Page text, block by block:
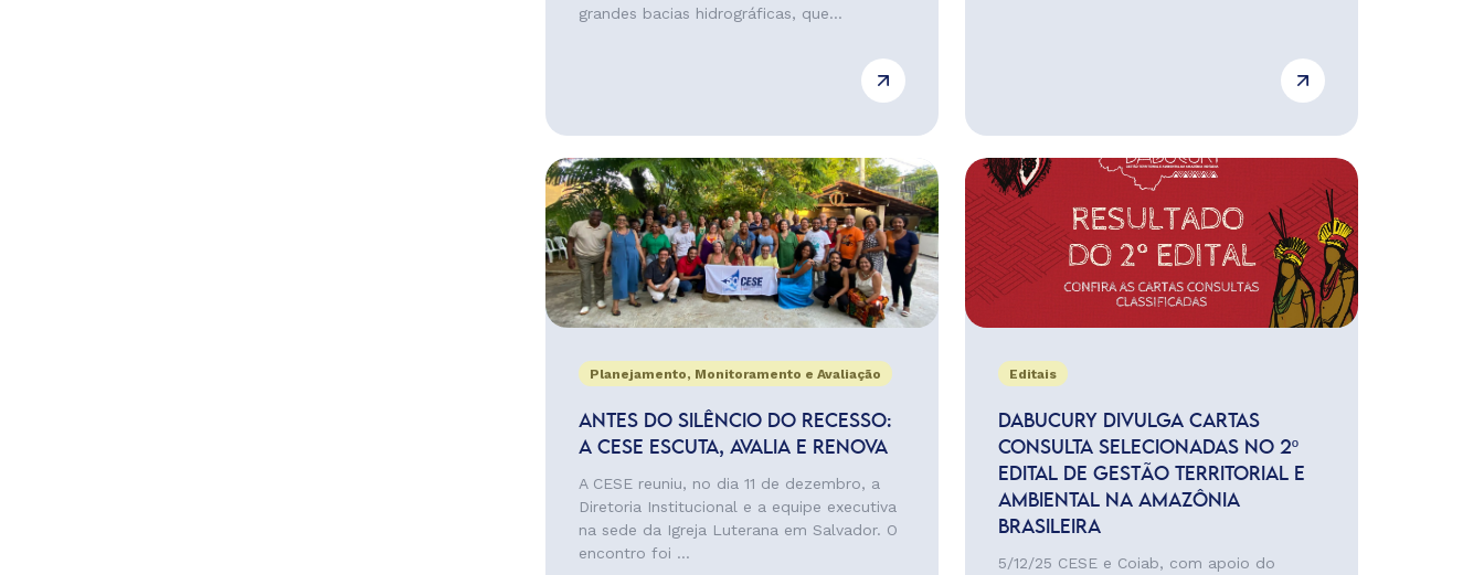
grandes bacias hidrográficas, que...
Planejamento, Monitoramento e Avaliação
ANTES DO SILÊNCIO DO RECESSO:
A CESE ESCUTA, AVALIA E RENOVA
A CESE reuniu, no dia 11 de dezembro, a
Diretoria Institucional e a equipe executiva
na sede da Igreja Luterana em Salvador. O
encontro foi ...
Editais
DABUCURY DIVULGA CARTAS
CONSULTA SELECIONADAS NO 2º
EDITAL DE GESTÃO TERRITORIAL E
AMBIENTAL NA AMAZÔNIA
BRASILEIRA
5/12/25 CESE e Coiab, com apoio do